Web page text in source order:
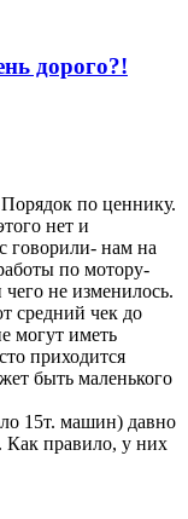
дорого?!
по ценнику.
нет и
говорили- нам на
по мотору-
не изменилось.
средний чек до
могут иметь
приходится
быть маленького
15т. машин) давно
Как правило, у них